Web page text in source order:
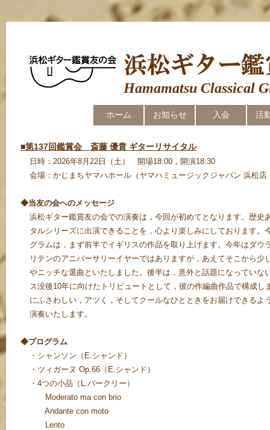
Hamamatsu Classical
ホーム お知らせ 入会 活
■第137回鑑賞会 斎藤 優貴 ギターリサイタル
日時：2026年8月22日（土） 開場18:00，開演18:30
会場：かじまちヤマハホール（ヤマハミュージックジャパン 浜松店
◆当友の会へのメッセージ
浜松ギター鑑賞友の会での演奏は，今回が初めてとなります。歴史
タルシリーズに出演できることを，心より楽しみにしております。
グラムは，まず前半でイギリスの作品を取り上げます。今年はダウ
リテンのアニバーサリーイヤーではありますが，あえてそこから少
やニッチな選曲といたしました。後半は，意外と話題になっていな
ス没後10年に向けたトリビュートとして，彼の作編曲作品で構成し
にふさわしい，アツく，そしてクールなひとときをお届けできるよ
演奏いたします。
◆プログラム
・シャンソン（E.シャンド）
・ツィガーヌ Op.66（E.シャンド）
・4つの小品（L.バークリー）
Moderato ma con brio
Andante con moto
Lento